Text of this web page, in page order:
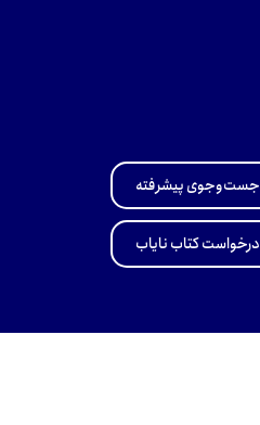
جست‌وجوی پیشرفته
درخواست کتاب نایاب